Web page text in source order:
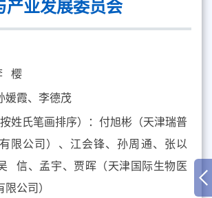
产业发展委员会
樱
媛霞、李德茂
氏笔画排序）： 付旭彬（天津瑞普
限公司）、江会锋、孙周通、张以
信、孟宇、贾晖（天津国际生物医
公司）